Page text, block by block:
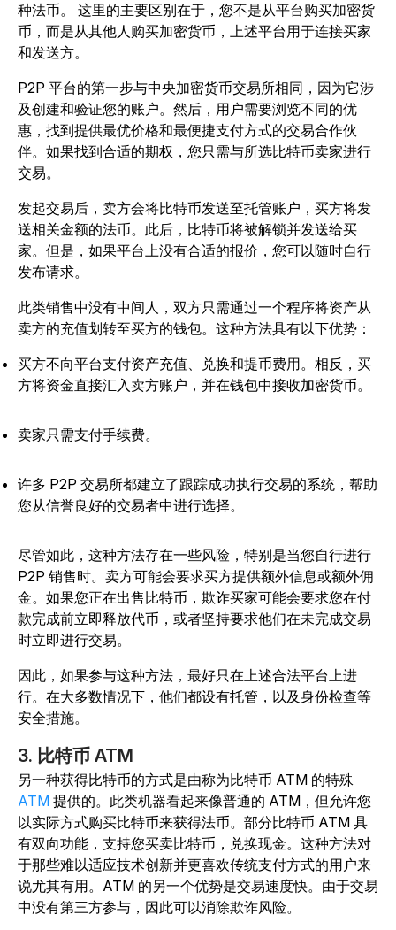
种法币。
这里的主要区别在于，您不是从平台购买加密货
币，而是从其他人购买加密货币，上述平台用于连接买家
和发送方。
P2P 平台的第一步与中央加密货币交易所相同，因为它涉
及创建和验证您的账户。然后，用户需要浏览不同的优
惠，找到提供最优价格和最便捷支付方式的交易合作伙
伴。如果找到合适的期权，您只需与所选比特币卖家进行
交易。
发起交易后，卖方会将比特币发送至托管账户，买方将发
送相关金额的法币。此后，比特币将被解锁并发送给买
家。但是，如果平台上没有合适的报价，您可以随时自行
发布请求。
此类销售中没有中间人，双方只需通过一个程序将资产从
卖方的充值划转至买方的钱包。这种方法具有以下优势：
买方不向平台支付资产充值、兑换和提币费用。相反，买
方将资金直接汇入卖方账户，并在钱包中接收加密货币。
卖家只需支付手续费。
许多 P2P 交易所都建立了跟踪成功执行交易的系统，帮助
您从信誉良好的交易者中进行选择。
尽管如此，这种方法存在一些风险，特别是当您自行进行
P2P 销售时。卖方可能会要求买方提供额外信息或额外佣
金。如果您正在出售比特币，欺诈买家可能会要求您在付
款完成前立即释放代币，或者坚持要求他们在未完成交易
时立即进行交易。
因此，如果参与这种方法，最好只在上述合法平台上进
行。在大多数情况下，他们都设有托管，以及身份检查等
安全措施。
3. 比特币 ATM
另一种获得比特币的方式是由称为比特币 ATM 的特殊
ATM 提供的。此类机器看起来像普通的 ATM，但允许您
以实际方式购买比特币来获得法币。部分比特币 ATM 具
有双向功能，支持您买卖比特币，兑换现金。这种方法对
于那些难以适应技术创新并更喜欢传统支付方式的用户来
说尤其有用。ATM 的另一个优势是交易速度快。由于交易
中没有第三方参与，因此可以消除欺诈风险。